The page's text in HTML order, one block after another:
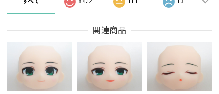
すべて 8432 111 13
関連商品